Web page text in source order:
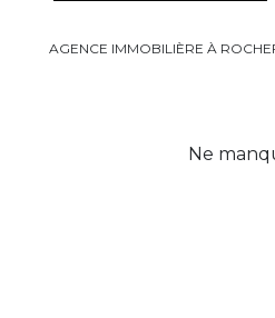
AGENCE IMMOBILIÈRE À
Ne